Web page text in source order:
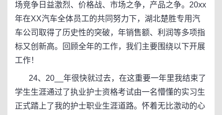
场竞争日益激烈、价格战、市场之争，产品之争。20xx
年在XX汽车全体员工的共同努力下，湖北楚胜专用汽
车公司取得了历史性的突破，年销售额、利润等多项指
标又创新高。回顾全年的工作，我们主要围绕以下开展
工作！
24、20__年很快就过去，在这重要一年里我结束了
学生生涯通过了执业护士资格考试由一名懵懂的实习生
正式踏上了我的护士职业生涯道路。怀着无比激动的心